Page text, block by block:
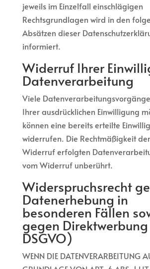
jeweils im Einzelfall einschlägigen
Rechtsgrundlagen wird in den
Absätzen dieser
informiert.
Widerruf Ihrer
Datenverarbeitung
Viele
Ihrer ausdrücklichen Einwilligung
können eine bereits erteilte
widerrufen. Die Rechtmäßigkeit
Widerruf erfolgten
vom Widerruf unberührt.
Widerspruchsrecht
Datenerhebung in
besonderen Fällen
gegen
DSGVO)
WENN DIE DATENVERARBEITUNG